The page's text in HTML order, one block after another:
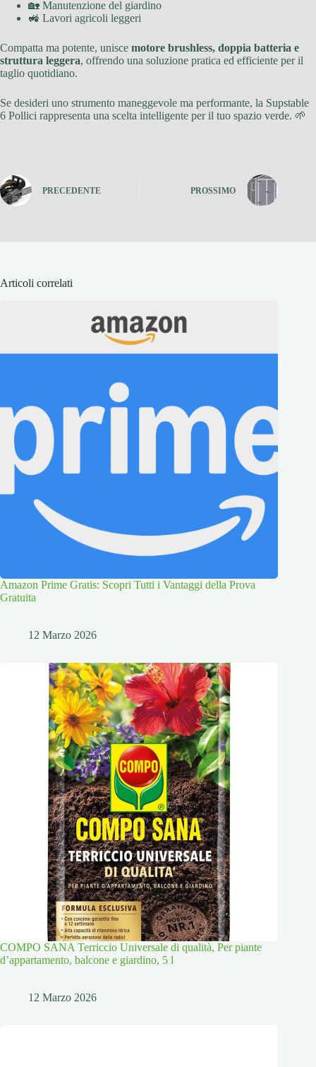
🏡 Manutenzione del giardino
🚜 Lavori agricoli leggeri
Compatta ma potente, unisce motore brushless, doppia batteria e
struttura leggera, offrendo una soluzione pratica ed efficiente per il
taglio quotidiano.
Se desideri uno strumento maneggevole ma performante, la Supstable
6 Pollici rappresenta una scelta intelligente per il tuo spazio verde. 🌱
PRECEDENTE PROSSIMO
Articoli correlati
Amazon Prime Gratis: Scopri Tutti i Vantaggi della Prova
Gratuita
12 Marzo 2026
COMPO SANA Terriccio Universale di qualità, Per piante
d’appartamento, balcone e giardino, 5 l
12 Marzo 2026